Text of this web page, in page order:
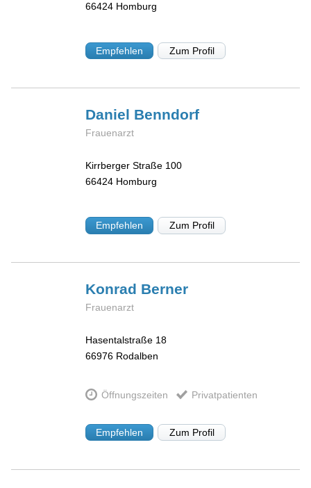
66424 Homburg
Empfehlen Zum Profil
Daniel Benndorf
Frauenarzt
Kirrberger Straße 100
66424 Homburg
Empfehlen Zum Profil
Konrad Berner
Frauenarzt
Hasentalstraße 18
66976 Rodalben
Öffnungszeiten Privatpatienten
Empfehlen Zum Profil